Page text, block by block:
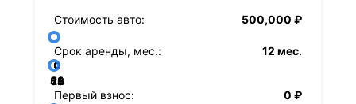
Стоимость авто: 500,000 ₽
Срок аренды, мес.: 12 мес.
12
24
36
48
60
72
84
Первый взнос:
0 ₽